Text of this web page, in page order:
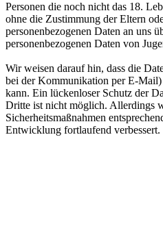
Personen die noch nicht das 18.
ohne die Zustimmung der Eltern
personenbezogenen Daten an uns
personenbezogenen Daten von
Wir weisen darauf hin, dass die
bei der Kommunikation per E-
kann. Ein lückenloser Schutz der
Dritte ist nicht möglich. Allerdings
Sicherheitsmaßnahmen
Entwicklung fortlaufend verbessert.